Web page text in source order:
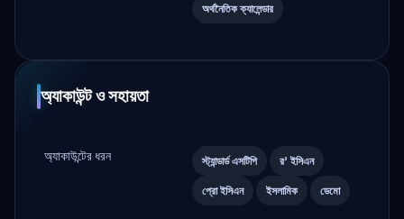
অর্থনৈতিক ক্যালেন্ডার
অ্যাকাউন্ট ও সহায়তা
অ্যাকাউন্টের ধরন স্ট্যান্ডার্ড এসটিপি র’ ইসিএন
প্রো ইসিএন ইসলামিক ডেমো